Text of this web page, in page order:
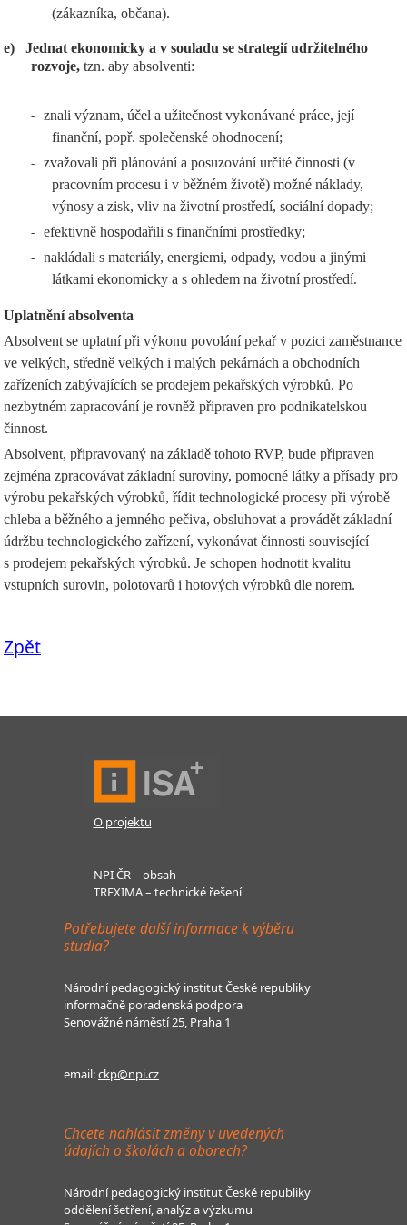
(zákazníka, občana).
e)
Jednat ekonomicky a v souladu se strategií udržitelného
rozvoje, tzn. aby absolventi:
-
znali význam, účel a užitečnost vykonávané práce, její
finanční, popř. společenské ohodnocení;
-
zvažovali při plánování a posuzování určité činnosti (v
pracovním procesu i v běžném životě) možné náklady,
výnosy a zisk, vliv na životní prostředí, sociální dopady;
- efektivně hospodařili s finančními prostředky;
-
nakládali s materiály, energiemi, odpady, vodou a jinými
látkami ekonomicky a s ohledem na životní prostředí.
Uplatnění absolventa
Absolvent se uplatní při výkonu povolání pekař v pozici zaměstnance
ve velkých, středně velkých i malých pekárnách a obchodních
zařízeních zabývajících se prodejem pekařských výrobků. Po
nezbytném zapracování je rovněž připraven pro podnikatelskou
činnost.
Absolvent, připravovaný na základě tohoto RVP, bude připraven
zejména zpracovávat základní suroviny, pomocné látky a přísady pro
výrobu pekařských výrobků, řídit technologické procesy při výrobě
chleba a běžného a jemného pečiva, obsluhovat a provádět základní
údržbu technologického zařízení, vykonávat činnosti související
s prodejem pekařských výrobků. Je schopen hodnotit kvalitu
vstupních surovin, polotovarů i hotových výrobků dle norem.
Zpět
O projektu
NPI ČR – obsah
TREXIMA – technické řešení
Potřebujete další informace k výběru
studia?
Národní pedagogický institut České republiky
informačně poradenská podpora
Senovážné náměstí 25, Praha 1
email:ckp@npi.cz
Chcete nahlásit změny v uvedených
údajích o školách a oborech?
Národní pedagogický institut České republiky
oddělení šetření, analýz a výzkumu